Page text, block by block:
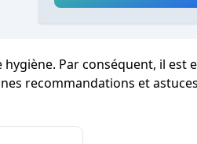
Par conséquent, il est
recommandations et astuces